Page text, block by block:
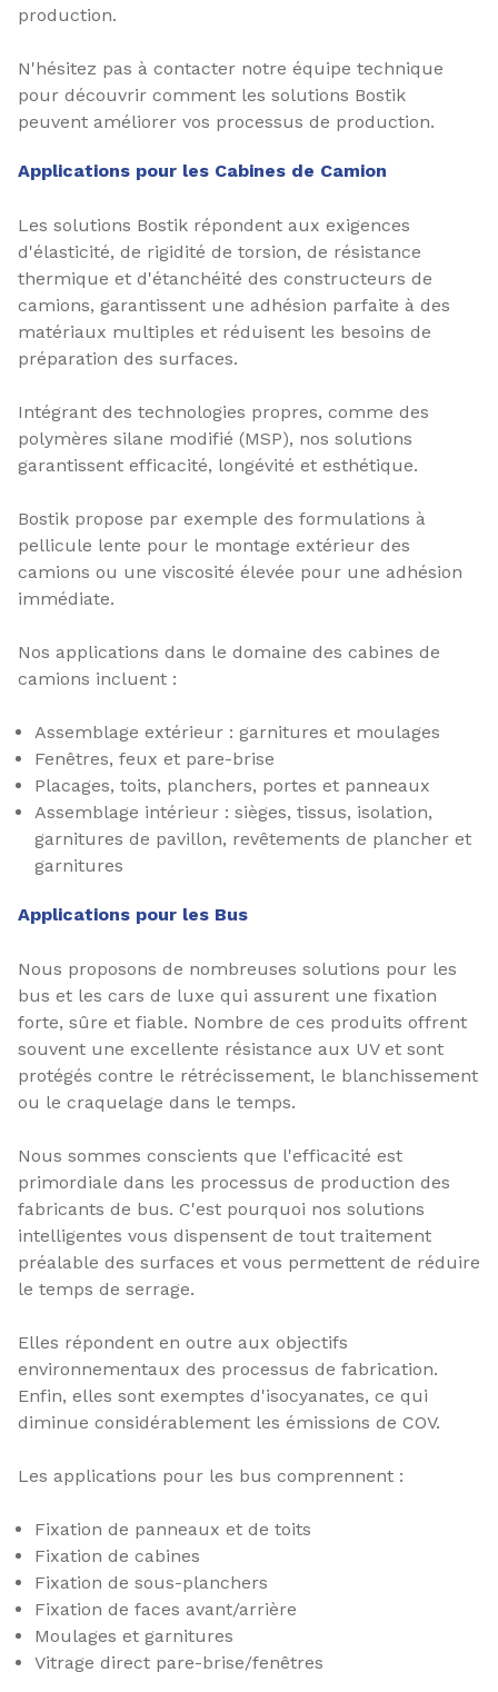
production.
N'hésitez pas à contacter notre équipe technique
pour découvrir comment les solutions Bostik
peuvent améliorer vos processus de production.
Applications pour les Cabines de Camion
Les solutions Bostik répondent aux exigences
d'élasticité, de rigidité de torsion, de résistance
thermique et d'étanchéité des constructeurs de
camions, garantissent une adhésion parfaite à des
matériaux multiples et réduisent les besoins de
préparation des surfaces.
Intégrant des technologies propres, comme des
polymères silane modifié (MSP), nos solutions
garantissent efficacité, longévité et esthétique.
Bostik propose par exemple des formulations à
pellicule lente pour le montage extérieur des
camions ou une viscosité élevée pour une adhésion
immédiate.
Nos applications dans le domaine des cabines de
camions incluent :
Assemblage extérieur : garnitures et moulages
Fenêtres, feux et pare-brise
Placages, toits, planchers, portes et panneaux
Assemblage intérieur : sièges, tissus, isolation,
garnitures de pavillon, revêtements de plancher et
garnitures
Applications pour les Bus
Nous proposons de nombreuses solutions pour les
bus et les cars de luxe qui assurent une fixation
forte, sûre et fiable. Nombre de ces produits offrent
souvent une excellente résistance aux UV et sont
protégés contre le rétrécissement, le blanchissement
ou le craquelage dans le temps.
Nous sommes conscients que l'efficacité est
primordiale dans les processus de production des
fabricants de bus. C'est pourquoi nos solutions
intelligentes vous dispensent de tout traitement
préalable des surfaces et vous permettent de réduire
le temps de serrage.
Elles répondent en outre aux objectifs
environnementaux des processus de fabrication.
Enfin, elles sont exemptes d'isocyanates, ce qui
diminue considérablement les émissions de COV.
Les applications pour les bus comprennent :
Fixation de panneaux et de toits
Fixation de cabines
Fixation de sous-planchers
Fixation de faces avant/arrière
Moulages et garnitures
Vitrage direct pare-brise/fenêtres